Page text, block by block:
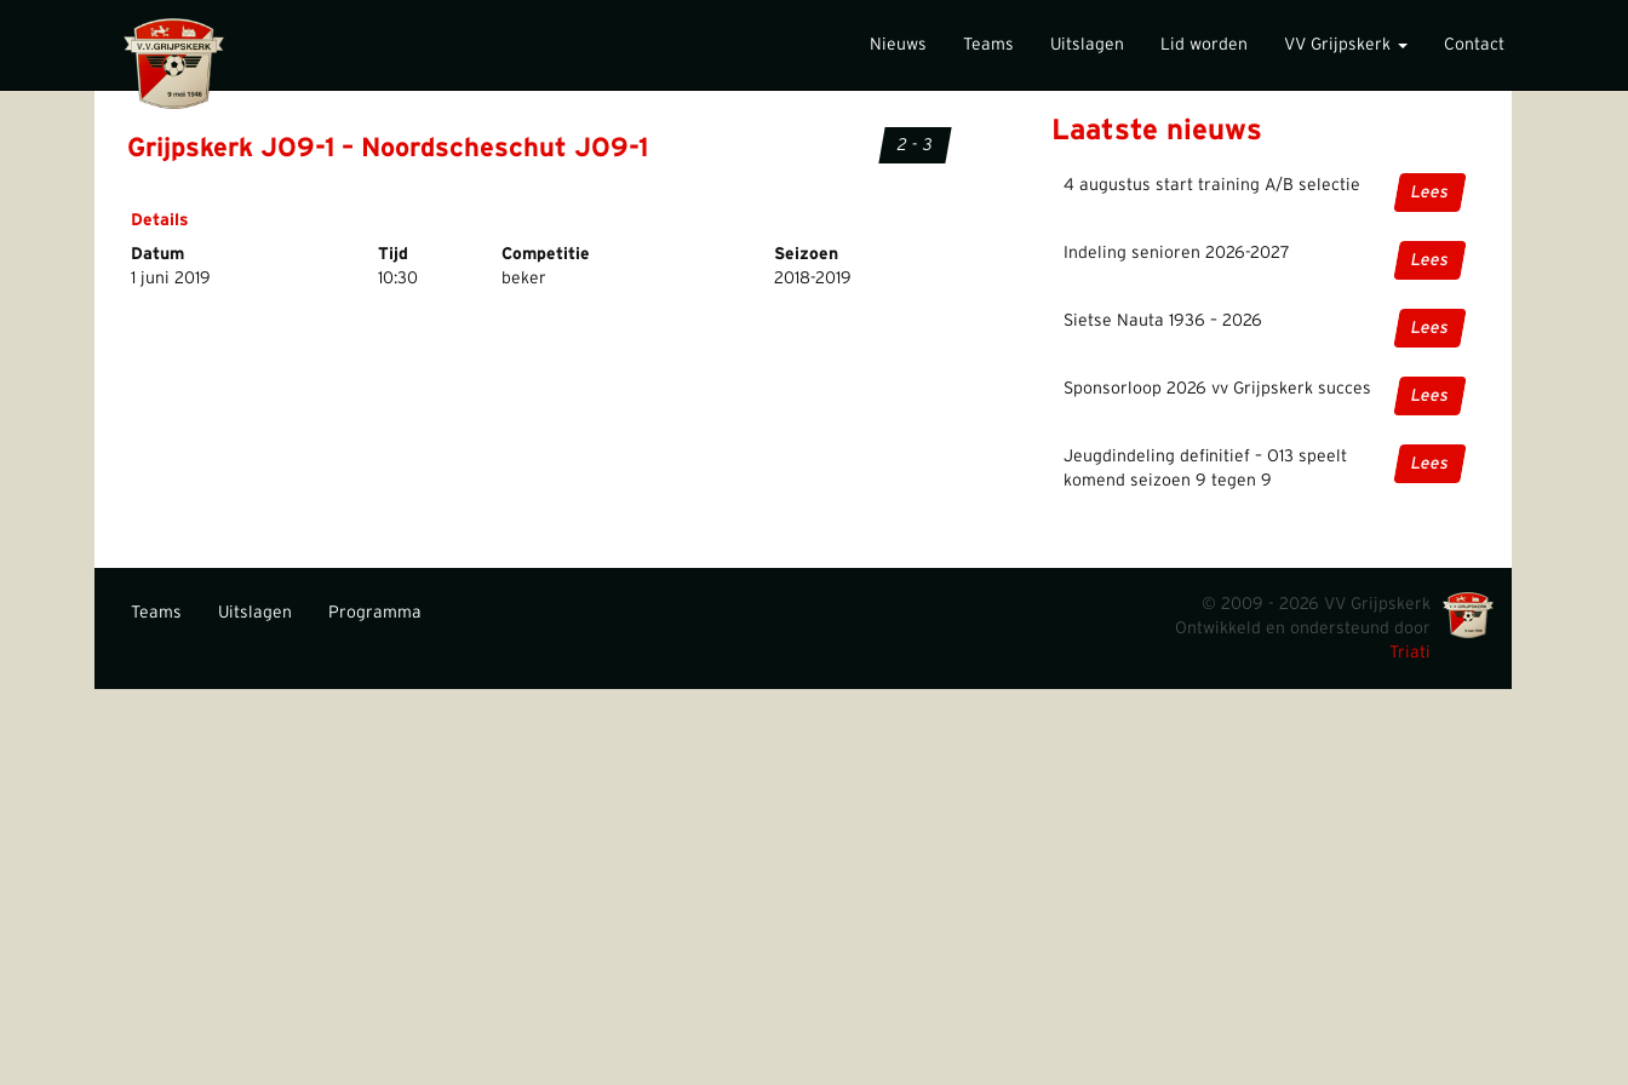
Nieuws Teams Uitslagen Lid worden VV Grijpskerk Contact
Grijpskerk JO9-1 – Noordscheschut JO9-1 2 - 3
Details
Datum
Tijd Competitie
Seizoen
1 juni 2019
10:30 beker 2018-2019
Laatste nieuws
4 augustus start training A/B selectie Lees
Indeling senioren 2026-2027 Lees
Sietse Nauta 1936 – 2026 Lees
Sponsorloop 2026 vv Grijpskerk succes Lees
Jeugdindeling definitief – O13 speelt
komend seizoen 9 tegen 9
Lees
Teams Uitslagen Programma
© 2009 - 2026 VV Grijpskerk
Ontwikkeld en ondersteund door
Triati